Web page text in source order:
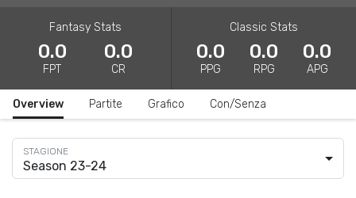
Fantasy Stats
0.0
FPT
0.0
CR
Classic Stats
0.0
PPG
0.0
RPG
0.0
APG
Overview Partite Grafico Con/Senza
Season 23-24